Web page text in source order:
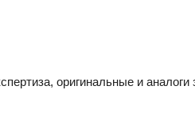
оригинальные и